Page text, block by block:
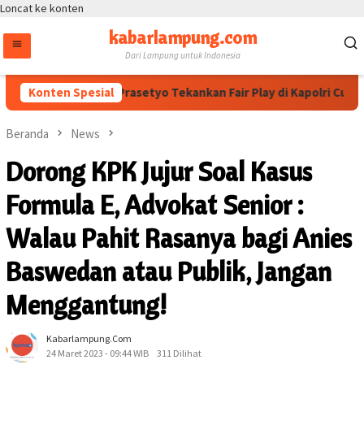
Loncat ke konten
kabarlampung.com
Dari Lampung untuk Indonesia
Konten Spesial
Wakapolri Dedi Prasetyo Tekankan Fair Play di Kapolri Cup 2026
Beranda News
Dorong KPK Jujur Soal Kasus
Formula E, Advokat Senior :
Walau Pahit Rasanya bagi Anies
Baswedan atau Publik, Jangan
Menggantung!
Kabarlampung.com
24 Maret 2023 - 09:44 WIB
311 Dilihat